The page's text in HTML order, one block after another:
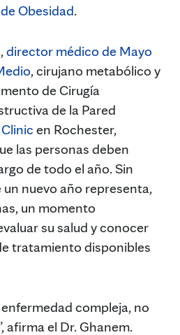
Obesidad.
,director médico de Mayo
, cirujano metabólico y
de Cirugía
de la Pared
en Rochester,
las personas deben
de todo el año. Sin
nuevo año representa,
un momento
su salud y conocer
tratamiento disponibles
compleja, no
afirma el Dr. Ghanem.